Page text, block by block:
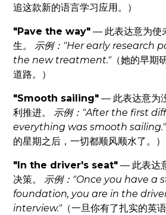
追这款新的语言学习应用。）
"Pave the way" — 此表达意为使
生。示例："Her early research
the new treatment."（她的早期
道路。）
"Smooth sailing" — 此表达意为
利推进。示例："After the first
everything was smooth sailing."
的星期之后，一切都顺风顺水了。）
"In the driver's seat" — 此表达
决策。示例："Once you have a
foundation, you are in the
interview."（一旦你有了扎实的英